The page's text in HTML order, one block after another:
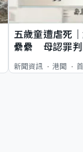
五歲童遭虐死
纍纍 母認罪
新聞資訊 港聞